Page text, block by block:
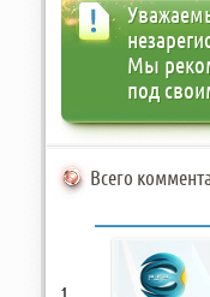
Мы
под
Всего